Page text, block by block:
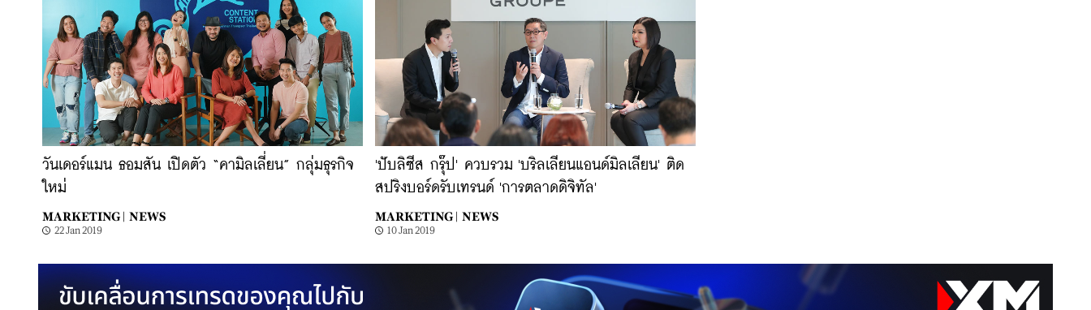
วันเดอร์แมน ธอมสัน เปิดตัว “คามิลเลี่ยน” กลุ่มธุรกิจ
ใหม่
MARKETING | NEWS
22 Jan 2019
'ปับลิซีส กรุ๊ป' ควบรวม 'บริลเลียนแอนด์มิลเลียน' ติด
สปริงบอร์ดรับเทรนด์ 'การตลาดดิจิทัล'
MARKETING | NEWS
10 Jan 2019